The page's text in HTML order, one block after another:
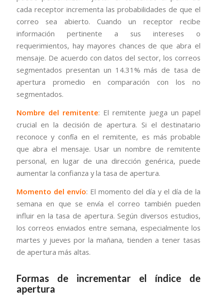
cada receptor incrementa las probabilidades de que el
correo sea abierto. Cuando un receptor recibe
información pertinente a sus intereses o
requerimientos, hay mayores chances de que abra el
mensaje. De acuerdo con datos del sector, los correos
segmentados presentan un 14.31% más de tasa de
apertura promedio en comparación con los no
segmentados.
Nombre del remitente: El remitente juega un papel
crucial en la decisión de apertura. Si el destinatario
reconoce y confía en el remitente, es más probable
que abra el mensaje. Usar un nombre de remitente
personal, en lugar de una dirección genérica, puede
aumentar la confianza y la tasa de apertura.
Momento del envío: El momento del día y el día de la
semana en que se envía el correo también pueden
influir en la tasa de apertura. Según diversos estudios,
los correos enviados entre semana, especialmente los
martes y jueves por la mañana, tienden a tener tasas
de apertura más altas.
Formas de incrementar el índice de
apertura